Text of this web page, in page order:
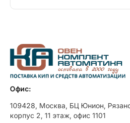
Офис:
109428, Москва, БЦ Юнион,
корпус 2, 11 этаж, офис 1101